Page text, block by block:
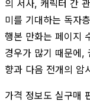
의 서사, 캐릭터 간
미를 기대하는 독자
행본 만화는 페이지
경우가 많기 때문에,
향과 다음 전개의 암
가격 정보도 실구매